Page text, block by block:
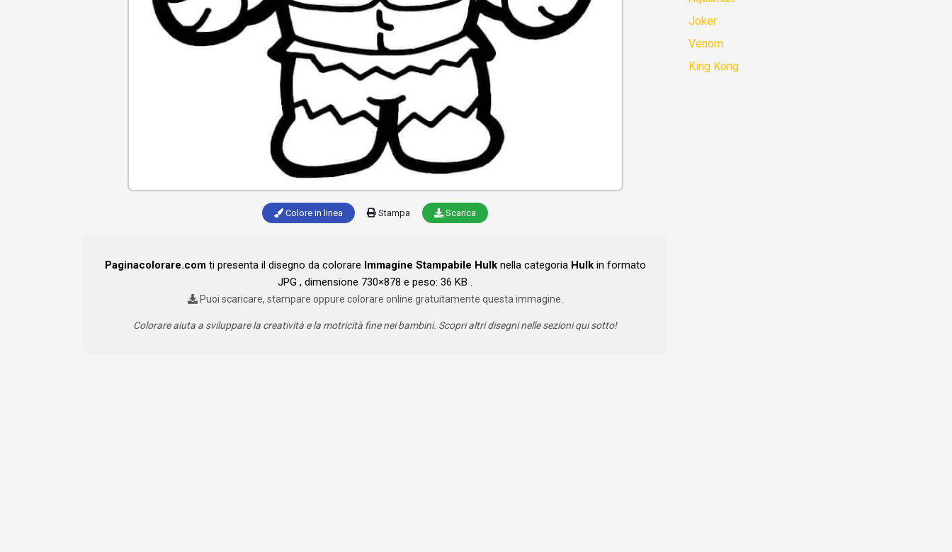
Colore in linea Stampa Scarica
Paginacolorare.comti presenta il disegno da colorare Immagine Stampabile Hulknella categoria Hulkin formato
JPG , dimensione 730×878 e peso: 36 KB .
Puoi scaricare, stampare oppure colorare online gratuitamente questa immagine.
Colorare aiuta a sviluppare la creatività e la motricità fine nei bambini. Scopri altri disegni nelle sezioni qui sotto!
Joker
Venom
King Kong